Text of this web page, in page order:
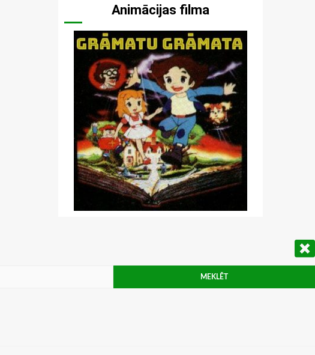
Animācijas filma